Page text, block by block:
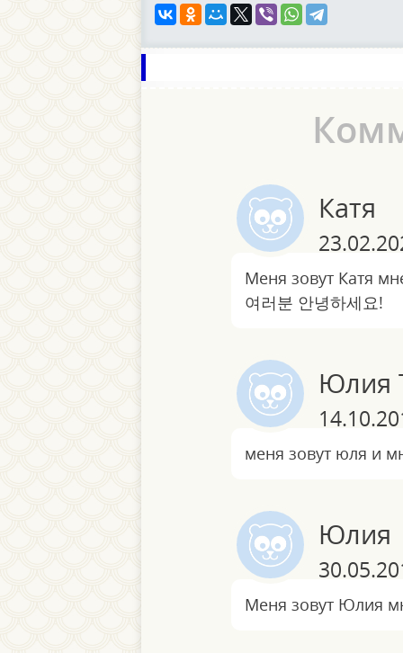
Катя
Меня зовут Катя
여러분 안녕하세요!
Юлия
меня зовут юля и
Юлия
Меня зовут Юлия